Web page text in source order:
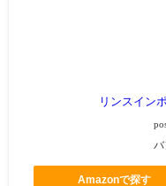
リンスイン
バ
Amazonで探す